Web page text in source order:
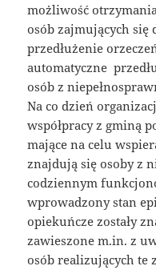
możliwość
osób zajmujących się
przedłużenie
automatyczne
osób z
Na co dzień
współpracy z gminą
mające na celu
znajdują się osoby z
codziennym
wprowadzony stan
opiekuńcze zostały
zawieszone m.in. z
osób realizujących te